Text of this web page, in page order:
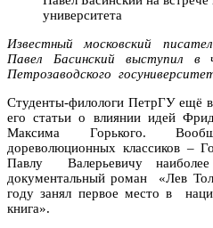
университета
Известный московский
Павел Басинский выступил в
Петрозаводского
Студенты-филологи ПетрГУ ещё
его статьи о влиянии идей
Максима Горького.
дореволюционных классиков –
Павлу Валерьевичу
документальный роман «Лев
году занял первое место в
книга».